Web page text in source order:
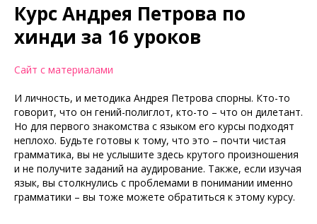
Курс Андрея Петрова по
хинди за 16 уроков
Сайт с материалами
И личность, и методика Андрея Петрова спорны. Кто-то
говорит, что он гений-полиглот, кто-то – что он дилетант.
Но для первого знакомства с языком его курсы подходят
неплохо. Будьте готовы к тому, что это – почти чистая
грамматика, вы не услышите здесь крутого произношения
и не получите заданий на аудирование. Также, если изучая
язык, вы столкнулись с проблемами в понимании именно
грамматики – вы тоже можете обратиться к этому курсу.